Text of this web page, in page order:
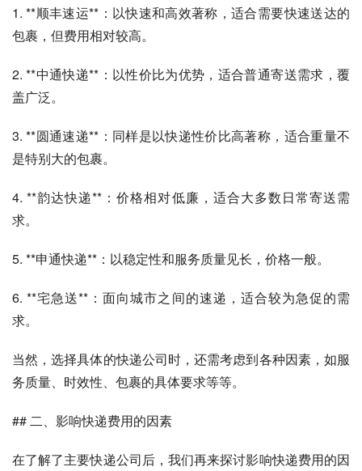
1. **顺丰速运**：以快速和高效著称，适合需要快速送达的
包裹，但费用相对较高。
2. **中通快递**：以性价比为优势，适合普通寄送需求，覆
盖广泛。
3. **圆通速递**：同样是以快递性价比高著称，适合重量不
是特别大的包裹。
4. **韵达快递**：价格相对低廉，适合大多数日常寄送需
求。
5. **申通快递**：以稳定性和服务质量见长，价格一般。
6. **宅急送**：面向城市之间的速递，适合较为急促的需
求。
当然，选择具体的快递公司时，还需考虑到各种因素，如服
务质量、时效性、包裹的具体要求等等。
## 二、影响快递费用的因素
在了解了主要快递公司后，我们再来探讨影响快递费用的因